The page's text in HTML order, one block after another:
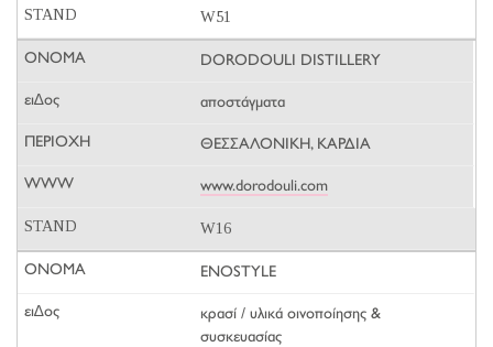
W51
DORODOULI DISTILLERY
αποστάγματα
ΘΕΣΣΑΛΟΝΙΚΗ, ΚΑΡΔΙΑ
www.dorodouli.com
W16
ENOSTYLE
κρασί / υλικά οινοποίησης &
συσκευασίας